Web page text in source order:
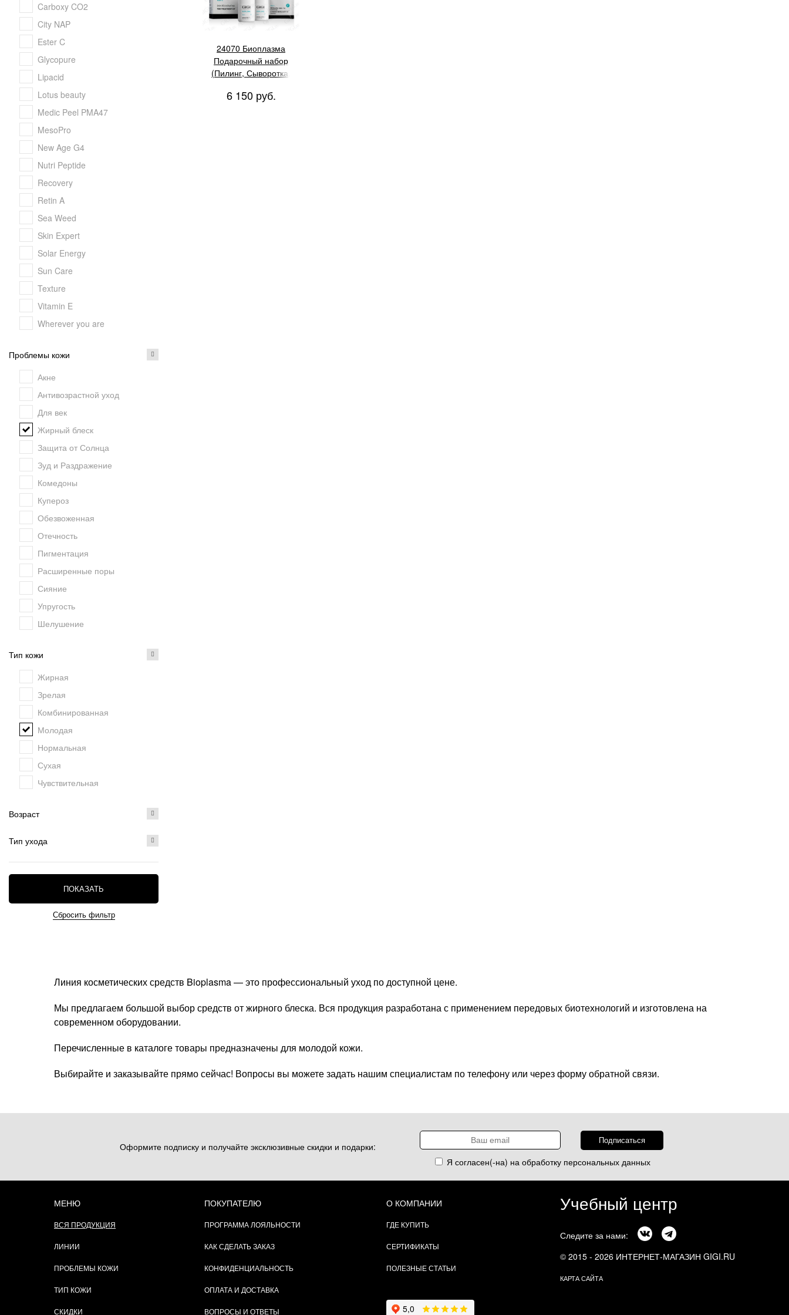
Carboxy CO2
City NAP
Ester C
Glycopure
Lipacid
Lotus beauty
Medic Peel PMA47
MesoPro
New Age G4
Nutri Peptide
Recovery
Retin A
Sea Weed
Skin Expert
Solar Energy
Sun Care
Texture
Vitamin E
Wherever you are
Проблемы кожи
Акне
Антивозрастной уход
Для век
Жирный блеск
Защита от Солнца
Зуд и Раздражение
Комедоны
Купероз
Обезвоженная
Отечность
Пигментация
Расширенные поры
Сияние
Упругость
Шелушение
Тип кожи
Жирная
Зрелая
Комбинированная
Молодая
Нормальная
Сухая
Чувствительная
Возраст
Тип ухода
ПОКАЗАТЬ
24070 Биоплазма
Подарочный набор
(Пилинг, Сыворотка,
активизирующая), 1 шт
6 150 руб.
Линия косметических средств Bioplasma — это профессиональный уход по доступной цене.
Мы предлагаем большой выбор средств от жирного блеска. Вся продукция разработана с применением передовых биотехнологий и изготовлена на
современном оборудовании.
Перечисленные в каталоге товары предназначены для молодой кожи.
Выбирайте и заказывайте прямо сейчас! Вопросы вы можете задать нашим специалистам по телефону или через форму обратной связи.
Оформите подписку и получайте эксклюзивные скидки и подарки:
Я согласен(-на) на обработку персональных данных
МЕНЮ
ВСЯ ПРОДУКЦИЯ
ЛИНИИ
ПРОБЛЕМЫ КОЖИ
ТИП КОЖИ
СКИДКИ
ПОКУПАТЕЛЮ
ПРОГРАММА ЛОЯЛЬНОСТИ
КАК СДЕЛАТЬ ЗАКАЗ
КОНФИДЕНЦИАЛЬНОСТЬ
ОПЛАТА И ДОСТАВКА
ВОПРОСЫ И ОТВЕТЫ
О КОМПАНИИ
ГДЕ КУПИТЬ
СЕРТИФИКАТЫ
ПОЛЕЗНЫЕ СТАТЬИ
Учебный центр
Следите за нами:
© 2015 - 2026 ИНТЕРНЕТ-МАГАЗИН GIGI.RU
КАРТА САЙТА